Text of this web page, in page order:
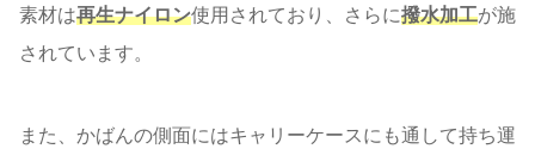
素材は再生ナイロン使用されており、さらに撥水加工が施
されています。
また、かばんの側面にはキャリーケースにも通して持ち運